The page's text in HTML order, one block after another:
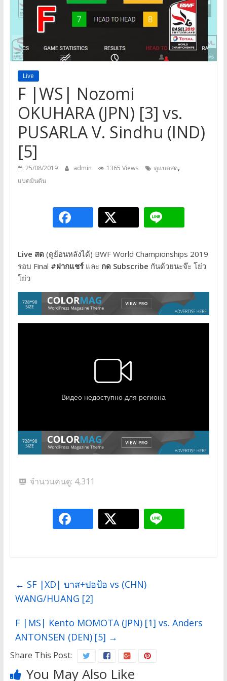
game,
my
life
Live
F |WS| Nozomi
OKUHARA (JPN) [3] vs.
PUSARLA V. Sindhu (IND)
[5]
25/08/2019 admin 1365 Views ดูแบดสด,
แบดมินตัน
Live สด(ดูย้อนหลังได้) BWF World Championships 2019
รอบ Final #ฝากแชร์ และ กด Subscribe กันด้วยนะจ๊ะ โย่ว
โย่ว
จำนวนคนดู: 4,311
← SF |XD| บาส+ปอป้อ vs (CHN)
WANG/HUANG [2]
F |MS| Kento MOMOTA (JPN) [1] vs. Anders
ANTONSEN (DEN) [5] →
Share This Post:
You May Also Like